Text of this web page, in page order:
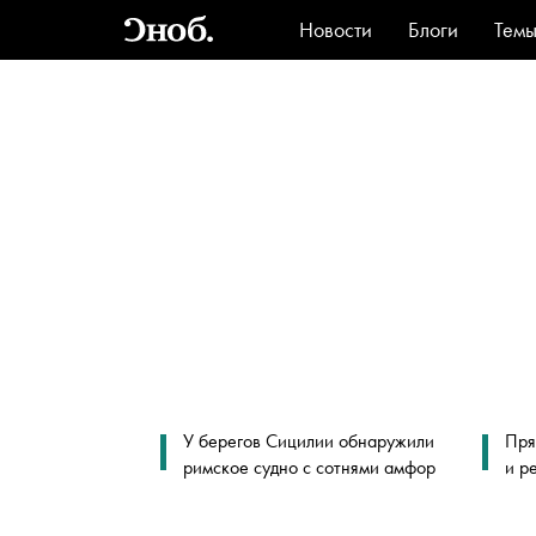
Новости Блоги
Темы
Стиль
У берегов Сицилии обнаружили
римское судно с сотнями амфор
и